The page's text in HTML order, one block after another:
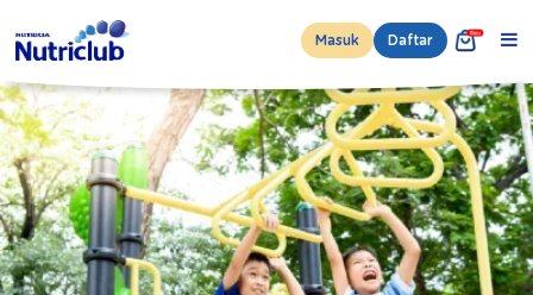
Masuk Daftar